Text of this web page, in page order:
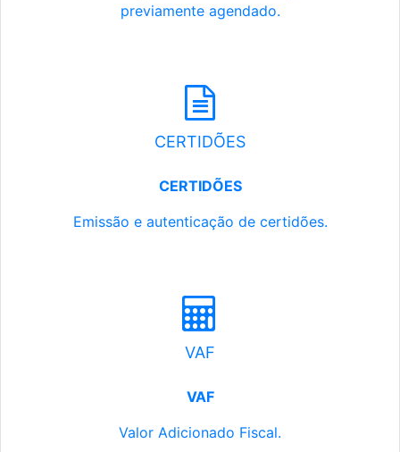
previamente agendado.
CERTIDÕES
CERTIDÕES
Emissão e autenticação de certidões.
VAF
VAF
Valor Adicionado Fiscal.